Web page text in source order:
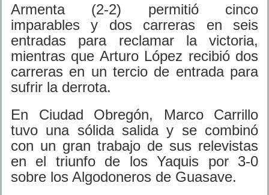
Armenta (2-2) permitió cinco
imparables y dos carreras en seis
entradas para reclamar la victoria,
mientras que Arturo López recibió dos
carreras en un tercio de entrada para
sufrir la derrota.
En Ciudad Obregón, Marco Carrillo
tuvo una sólida salida y se combinó
con un gran trabajo de sus relevistas
en el triunfo de los Yaquis por 3-0
sobre los Algodoneros de Guasave.